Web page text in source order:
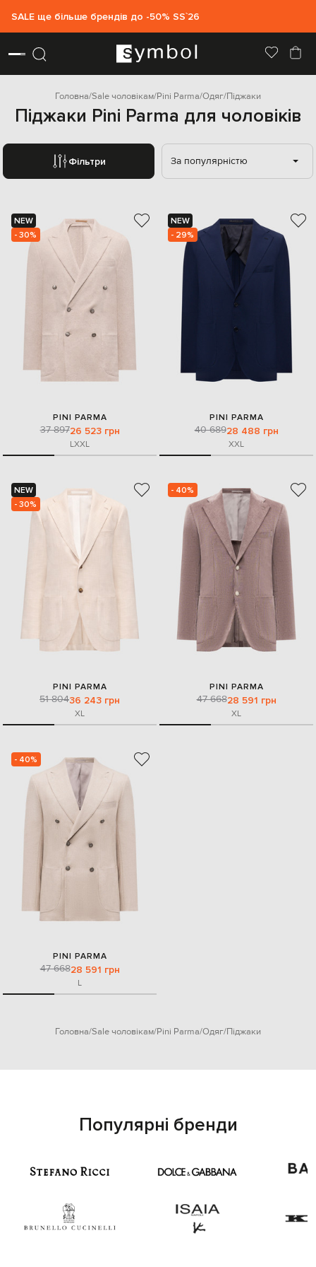
SALE ще більше брендів до -50% SS`26
Головна Sale чоловікам Pini Parma Одяг Піджаки
Піджаки Pini Parma для чоловіків
Фільтри За популярністю
NEW
- 30%
PINI PARMA
37 89726 523 грн
LXXL
NEW
- 29%
PINI PARMA
40 68928 488 грн
XXL
NEW
- 30%
PINI PARMA
51 80436 243 грн
XL
- 40%
PINI PARMA
47 66828 591 грн
XL
- 40%
PINI PARMA
47 66828 591 грн
L
Головна Sale чоловікам Pini Parma Одяг Піджаки
Популярні бренди